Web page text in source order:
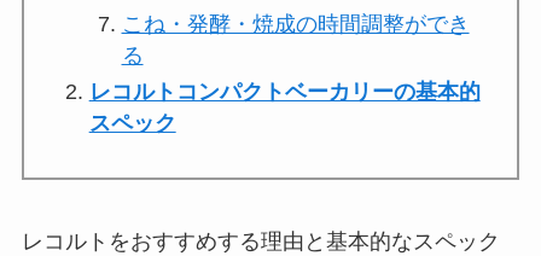
こね・発酵・焼成の時間調整ができ
る
レコルトコンパクトベーカリーの基本的
スペック
レコルトをおすすめする理由と基本的なスペック